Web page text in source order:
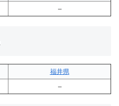
–
福井県
–